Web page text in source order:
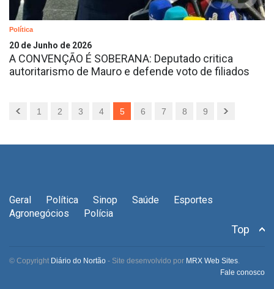
Política
20 de Junho de 2026
A CONVENÇÃO É SOBERANA: Deputado critica
autoritarismo de Mauro e defende voto de filiados
1 2 3 4 5 6 7 8 9
Geral Política Sinop Saúde
Esportes
Agronegócios
Polícia
Top
© Copyright Diário do Nortão - Site desenvolvido por MRX Web Sites.
Fale conosco